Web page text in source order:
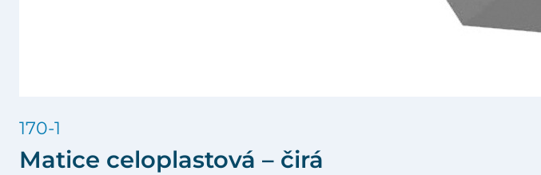
170-1
Matice celoplastová – čirá